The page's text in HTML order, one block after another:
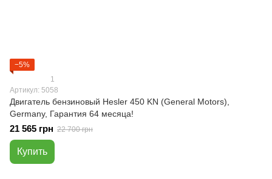
−5%
1
Артикул: 5058
Двигатель бензиновый Hesler 450 KN (General Motors),
Germany, Гарантия 64 месяца!
21 565 грн 22 700 грн
Купить